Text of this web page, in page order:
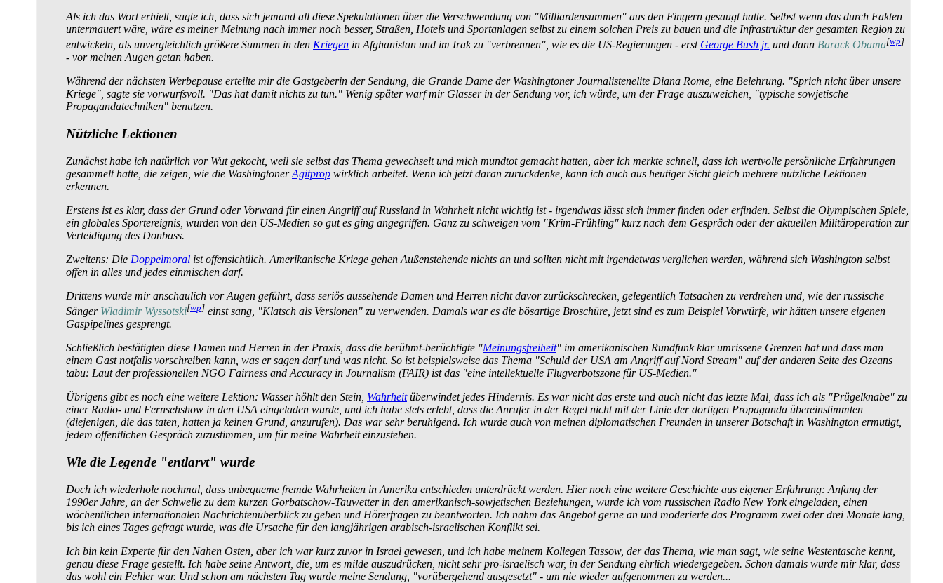
Als ich das Wort erhielt, sagte ich, dass sich jemand all diese Spekulationen über die Verschwendung von "Milliarden­summen" aus den Fingern gesaugt hatte. Selbst wenn das durch Fakten
untermauert wäre, wäre es meiner Meinung nach immer noch besser, Straßen, Hotels und Sportanlagen selbst zu einem solchen Preis zu bauen und die Infrastruktur der gesamten Region zu
entwickeln, als unvergleichlich größere Summen in den Kriegen in Afghanistan und im Irak zu "verbrennen", wie es die US-Regierungen - erst George Bush jr. und dann Barack Obama[wp]
- vor meinen Augen getan haben.
Während der nächsten Werbepause erteilte mir die Gastgeberin der Sendung, die Grande Dame der Washingtoner Journalisten­elite Diana Rome, eine Belehrung. "Sprich nicht über unsere
Kriege", sagte sie vorwurfsvoll. "Das hat damit nichts zu tun." Wenig später warf mir Glasser in der Sendung vor, ich würde, um der Frage auszuweichen, "typische sowjetische
Propaganda­techniken" benutzen.
Nützliche Lektionen
Zunächst habe ich natürlich vor Wut gekocht, weil sie selbst das Thema gewechselt und mich mundtot gemacht hatten, aber ich merkte schnell, dass ich wertvolle persönliche Erfahrungen
gesammelt hatte, die zeigen, wie die WashingtonerAgitprop wirklich arbeitet. Wenn ich jetzt daran zurückdenke, kann ich auch aus heutiger Sicht gleich mehrere nützliche Lektionen
erkennen.
Erstens ist es klar, dass der Grund oder Vorwand für einen Angriff auf Russland in Wahrheit nicht wichtig ist - irgendwas lässt sich immer finden oder erfinden. Selbst die Olympischen Spiele,
ein globales Sportereignis, wurden von den US-Medien so gut es ging angegriffen. Ganz zu schweigen vom "Krim-Frühling" kurz nach dem Gespräch oder der aktuellen Militär­operation zur
Verteidigung des Donbass.
Zweitens: Die Doppelmoral ist offensichtlich. Amerikanische Kriege gehen Außenstehende nichts an und sollten nicht mit irgendetwas verglichen werden, während sich Washington selbst
offen in alles und jedes einmischen darf.
Drittens wurde mir anschaulich vor Augen geführt, dass seriös aussehende Damen und Herren nicht davor zurückschrecken, gelegentlich Tatsachen zu verdrehen und, wie der russische
Sänger Wladimir Wyssotski[wp] einst sang, "Klatsch als Versionen" zu verwenden. Damals war es die bösartige Broschüre, jetzt sind es zum Beispiel Vorwürfe, wir hätten unsere eigenen
Gaspipelines gesprengt.
Schließlich bestätigten diese Damen und Herren in der Praxis, dass die berühmt-berüchtigte "Meinungsfreiheit" im amerikanischen Rundfunk klar umrissene Grenzen hat und dass man
einem Gast notfalls vorschreiben kann, was er sagen darf und was nicht. So ist beispielsweise das Thema "Schuld der USA am Angriff auf Nord Stream" auf der anderen Seite des Ozeans
tabu: Laut der professionellen NGO Fairness and Accuracy in Journalism (FAIR) ist das "eine intellektuelle Flugverbotszone für US-Medien."
Übrigens gibt es noch eine weitere Lektion: Wasser höhlt den Stein, Wahrheitüberwindet jedes Hindernis. Es war nicht das erste und auch nicht das letzte Mal, dass ich als "Prügelknabe" zu
einer Radio- und Fernsehshow in den USA eingeladen wurde, und ich habe stets erlebt, dass die Anrufer in der Regel nicht mit der Linie der dortigen Propaganda übereinstimmten
(diejenigen, die das taten, hatten ja keinen Grund, anzurufen). Das war sehr beruhigend. Ich wurde auch von meinen diplomatischen Freunden in unserer Botschaft in Washington ermutigt,
jedem öffentlichen Gespräch zuzustimmen, um für meine Wahrheit einzustehen.
Wie die Legende "entlarvt" wurde
Doch ich wiederhole nochmal, dass unbequeme fremde Wahrheiten in Amerika entschieden unterdrückt werden. Hier noch eine weitere Geschichte aus eigener Erfahrung: Anfang der
1990er Jahre, an der Schwelle zu dem kurzen Gorbatschow-Tauwetter in den amerikanisch-sowjetischen Beziehungen, wurde ich vom russischen Radio New York eingeladen, einen
wöchentlichen internationalen Nachrichten­überblick zu geben und Hörerfragen zu beantworten. Ich nahm das Angebot gerne an und moderierte das Programm zwei oder drei Monate lang,
bis ich eines Tages gefragt wurde, was die Ursache für den langjährigen arabisch-israelischen Konflikt sei.
Ich bin kein Experte für den Nahen Osten, aber ich war kurz zuvor in Israel gewesen, und ich habe meinem Kollegen Tassow, der das Thema, wie man sagt, wie seine Westentasche kennt,
genau diese Frage gestellt. Ich habe seine Antwort, die, um es milde auszudrücken, nicht sehr pro-israelisch war, in der Sendung ehrlich wiedergegeben. Schon damals wurde mir klar, dass
das wohl ein Fehler war. Und schon am nächsten Tag wurde meine Sendung, "vorübergehend ausgesetzt" - um nie wieder aufgenommen zu werden...